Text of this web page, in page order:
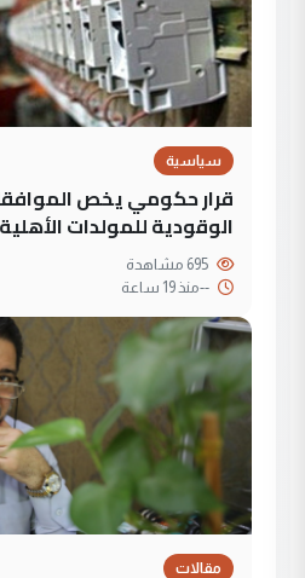
سياسية
قرار حكومي يخص
الوقودية للمولدات الأهلية
--منذ 19 ساعة
مقالات